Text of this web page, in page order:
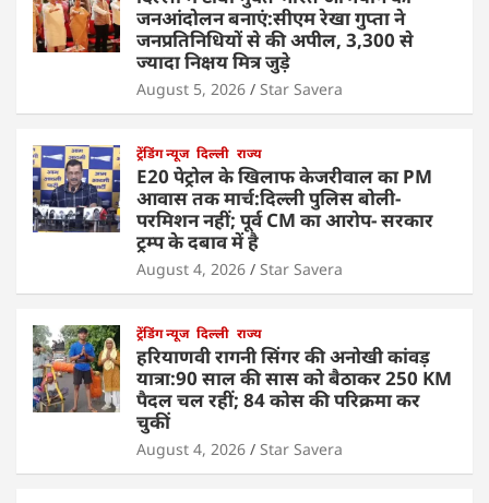
जनआंदोलन बनाएं:सीएम रेखा गुप्ता ने
जनप्रतिनिधियों से की अपील, 3,300 से
ज्यादा निक्षय मित्र जुड़े
August 5, 2026 Star Savera
ट्रेंडिंग न्यूज दिल्ली राज्य
E20 पेट्रोल के खिलाफ केजरीवाल का PM
आवास तक मार्च:दिल्ली पुलिस बोली-
परमिशन नहीं; पूर्व CM का आरोप- सरकार
ट्रम्प के दबाव में है
August 4, 2026 Star Savera
ट्रेंडिंग न्यूज दिल्ली राज्य
हरियाणवी रागनी सिंगर की अनोखी कांवड़
यात्रा:90 साल की सास को बैठाकर 250 KM
पैदल चल रहीं; 84 कोस की परिक्रमा कर
चुकीं
August 4, 2026 Star Savera